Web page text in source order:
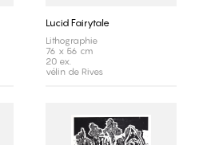
Lucid Fairytale
Lithographie
76 x 56 cm
20 ex.
vélin de Rives